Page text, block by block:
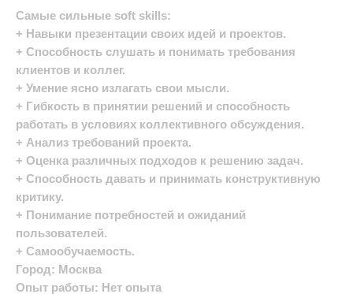
Самые сильные soft skills:
+ Навыки презентации своих идей и проектов.
+ Способность слушать и понимать требования
клиентов и коллег.
+ Умение ясно излагать свои мысли.
+ Гибкость в принятии решений и способность
работать в условиях коллективного обсуждения.
+ Анализ требований проекта.
+ Оценка различных подходов к решению задач.
+ Способность давать и принимать конструктивную
критику.
+ Понимание потребностей и ожиданий
пользователей.
+ Самообучаемость.
Город: Москва
Опыт работы: Нет опыта